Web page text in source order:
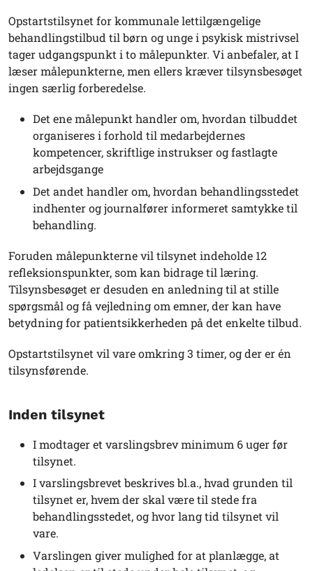
Opstartstilsynet for kommunale lettilgængelige
behandlingstilbud til børn og unge i psykisk mistrivsel
tager udgangspunkt i to målepunkter. Vi anbefaler, at I
læser målepunkterne, men ellers kræver tilsynsbesøget
ingen særlig forberedelse.
Det ene målepunkt handler om, hvordan tilbuddet
organiseres i forhold til medarbejdernes
kompetencer, skriftlige instrukser og fastlagte
arbejdsgange
Det andet handler om, hvordan behandlingsstedet
indhenter og journalfører informeret samtykke til
behandling.
Foruden målepunkterne vil tilsynet indeholde 12
refleksionspunkter, som kan bidrage til læring.
Tilsynsbesøget er desuden en anledning til at stille
spørgsmål og få vejledning om emner, der kan have
betydning for patientsikkerheden på det enkelte tilbud.
Opstartstilsynet vil vare omkring 3 timer, og der er én
tilsynsførende.
Inden tilsynet
I modtager et varslingsbrev minimum 6 uger før
tilsynet.
I varslingsbrevet beskrives bl.a., hvad grunden til
tilsynet er, hvem der skal være til stede fra
behandlingsstedet, og hvor lang tid tilsynet vil
vare.
Varslingen giver mulighed for at planlægge, at